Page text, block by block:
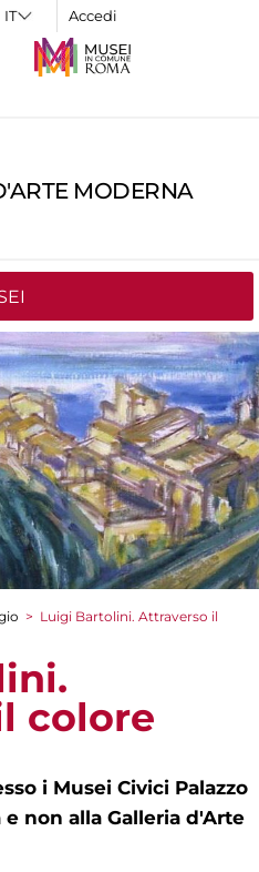
Accedi
MODERNA
> Luigi Bartolini. Attraverso il
colore
i Musei Civici Palazzo
non alla Galleria d'Arte